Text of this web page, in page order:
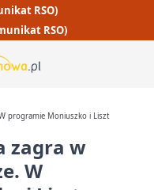
RSO)
RSO)
programie Moniuszko i Liszt
zagra w
W